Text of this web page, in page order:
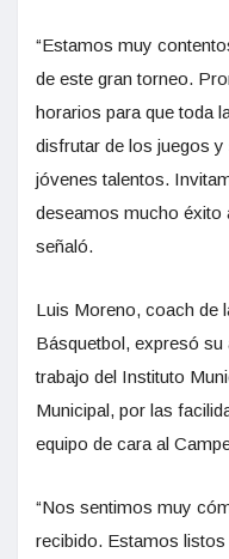
“Estamos muy
de este gran torneo.
horarios para que toda
disfrutar de los juegos
jóvenes talentos.
deseamos mucho éxito
señaló.
Luis Moreno, coach de
Básquetbol, expresó su
trabajo del Instituto
Municipal, por las
equipo de cara al
“Nos sentimos muy
recibido. Estamos